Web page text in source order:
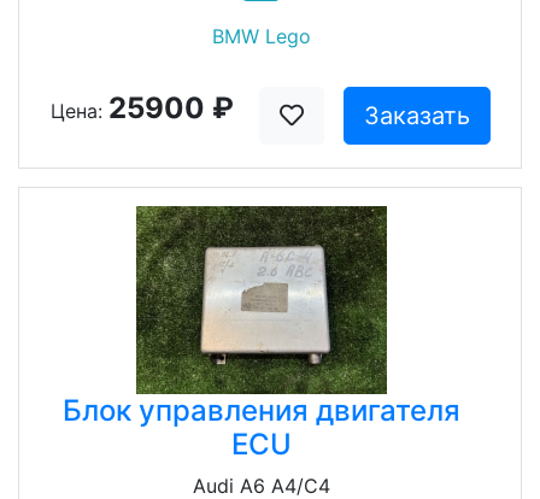
BMW Lego
Цена: 25900 ₽ Заказать
Блок управления двигателя
ECU
Audi A6 A4/C4